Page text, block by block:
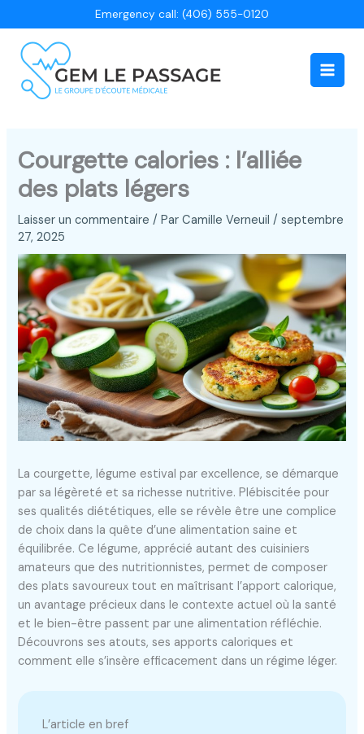
au
contenu
Emergency call: (406) 555-0120
Main
Courgette calories : l’alliée
des plats légers
Laisser un commentaire / ParCamille Verneuil/septembre
27, 2025
La courgette, légume estival par excellence, se démarque
par sa légèreté et sa richesse nutritive. Plébiscitée pour
ses qualités diététiques, elle se révèle être une complice
de choix dans la quête d’une alimentation saine et
équilibrée. Ce légume, apprécié autant des cuisiniers
amateurs que des nutritionnistes, permet de composer
des plats savoureux tout en maîtrisant l’apport calorique,
un avantage précieux dans le contexte actuel où la santé
et le bien-être passent par une alimentation réfléchie.
Découvrons ses atouts, ses apports caloriques et
comment elle s’insère efficacement dans un régime léger.
L’article en bref